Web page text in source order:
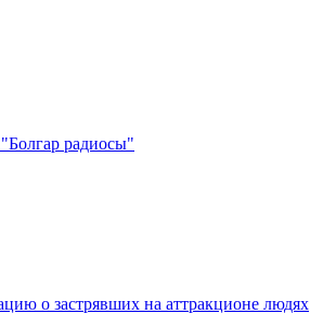
радиосы"
о застрявших на аттракционе людях